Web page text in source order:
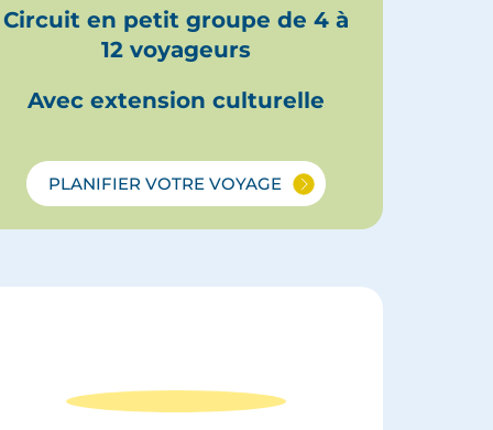
Circuit en petit groupe de 4 à
12 voyageurs
Avec extension culturelle
PLANIFIER VOTRE VOYAGE